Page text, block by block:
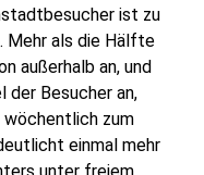
ist zu
Mehr als die Hälfte
außerhalb an, und
Besucher an,
wöchentlich zum
einmal mehr